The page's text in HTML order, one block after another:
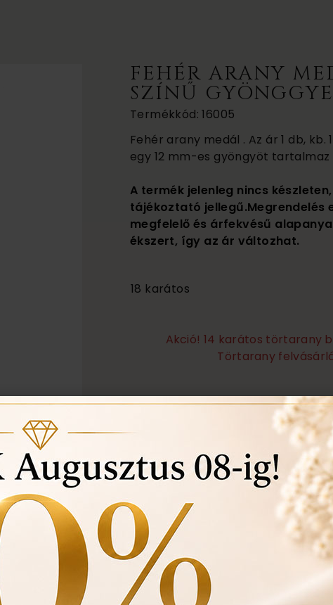
FEHÉR ARANY
SZÍNŰ
Termékkód: 16005
Fehér arany medál . Az ár 1 db, kb.
egy 12 mm-es gyöngyöt tartalmaz
A termék jelenleg nincs
tájékoztató jellegű.Megrendelés
megfelelő és árfekvésű
ékszert, így az ár változhat.
18 karátos
Akció! 14 karátos törtarany
Törtarany
Ezen
Örökös garanciális tisztítás,
Ingyenes méret állítás
Vásárlási bizonylat avagy
felhasznált kövek minőségét
Ékszertartó doboz és ajándék
Évente 1 alkalommal ingyenes
történt-e , mozgó kő, repedés
felfedezett hibákat ingyenesen